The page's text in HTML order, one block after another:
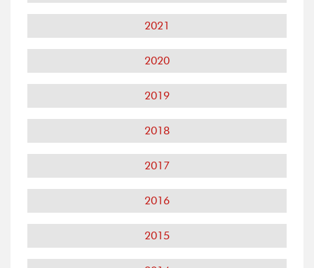
2021
2020
2019
2018
2017
2016
2015